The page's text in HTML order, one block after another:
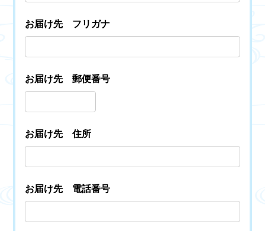
お届け先 フリガナ
お届け先 郵便番号
お届け先 住所
お届け先 電話番号